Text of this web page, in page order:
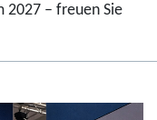
2027 – freuen Sie